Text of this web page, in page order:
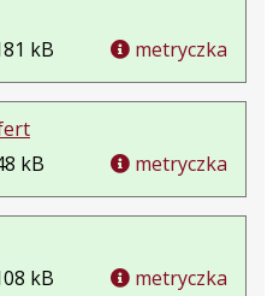
kB metryczka
kB metryczka
kB metryczka